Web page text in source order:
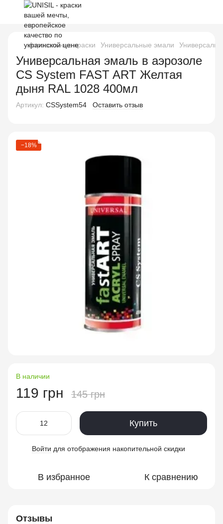
Аэрозольные краски Универсальные эмали
Универсальная эмаль в аэрозоле
CS System FAST ART Желтая
дыня RAL 1028 400мл
Артикул: CSSystem54 Оставить отзыв
−18%
В наличии
119 грн 145 грн
Купить
Войти для отображения накопительной скидки
В избранное К сравнению
Отзывы